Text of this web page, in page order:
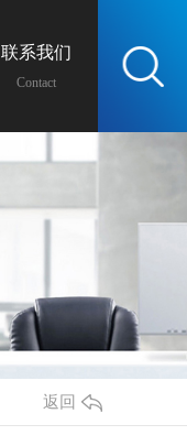
联系我们
Contact
返回